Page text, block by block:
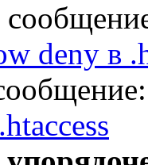
deny в